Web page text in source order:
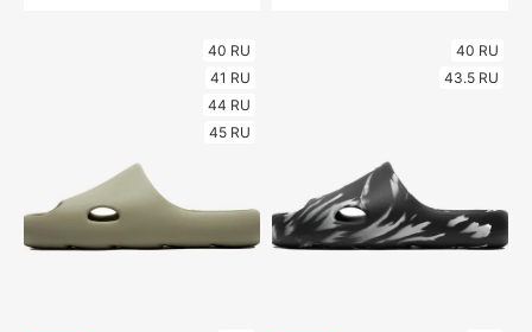
40 RU
41 RU
44 RU
45 RU
40 RU
43.5 RU